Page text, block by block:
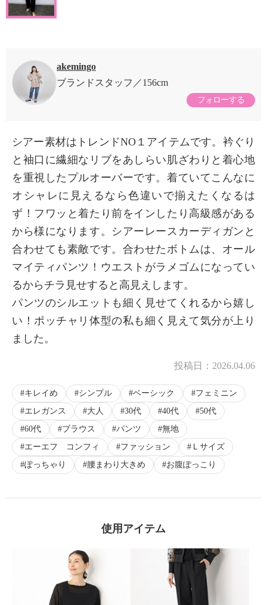
akemingo
ブランドスタッフ
156cm
フォローする
シアー素材はトレンドNO１アイテムです。衿ぐり
と袖口に繊細なリブをあしらい肌ざわりと着心地
を重視したプルオーバーです。着ていてこんなに
オシャレに見えるなら色違いで揃えたくなるは
ず！フワッと着たり前をインしたり高級感がある
から様になります。シアーレースカーディガンと
合わせても素敵です。合わせたボトムは、オール
マイティパンツ！ウエストがラメゴムになってい
るからチラ見せすると高見えします。
パンツのシルエットも細く見せてくれるから嬉し
い！ポッチャリ体型の私も細く見えて気分が上り
ました。
投稿日： 2026.04.06
キレイめ シンプル ベーシック
フェミニン
エレガンス
大人 30代 40代
50代
60代
ブラウス パンツ
無地
エーエフ コンフィ
ファッション
Ｌサイズ
ぽっちゃり
腰まわり大きめ お腹ぽっこり
使用アイテム